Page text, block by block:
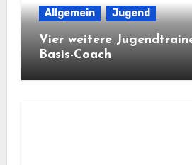
Allgemein Jugend
Vier weitere
Basis-Coach